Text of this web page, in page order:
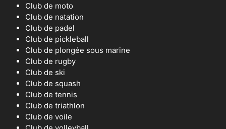
Club de moto
Club de natation
Club de padel
Club de pickleball
Club de plongée sous marine
Club de rugby
Club de ski
Club de squash
Club de tennis
Club de triathlon
Club de voile